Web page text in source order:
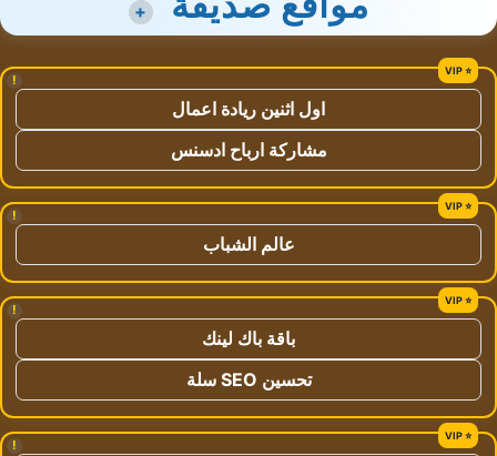
+
!
اول اثنين ريادة اعمال
مشاركة ارباح ادسنس
!
عالم الشباب
!
باقة باك لينك
تحسين SEO سلة
!